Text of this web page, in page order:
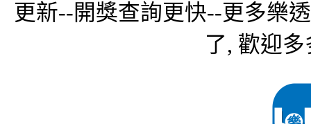
更新--開獎查詢更快--更多樂
了, 歡迎